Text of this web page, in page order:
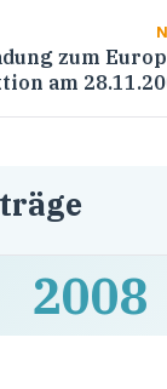
zum
am
2008